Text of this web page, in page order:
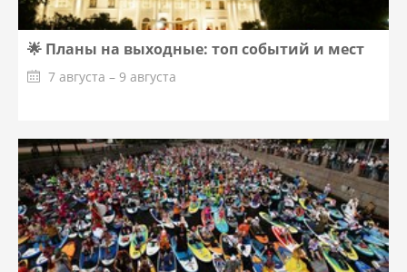
🌟 Планы на выходные: топ событий и мест
7 августа – 9 августа